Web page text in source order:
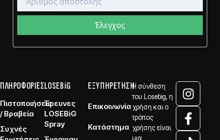
ΠΛΗΡΟΦΟΡΙΕΣ
Πιστοποιήσεις
/ Βραβεία
Συχνές
LOSEBiG
Έρευνες
LOSEBiG
Spray
ΕΞΥΠΗΡΕΤΗΣΗ
Επικοινωνία
Κατάστημα
Η σύνθεση
του Losebig, η
χρήση και ο
τρόπος
χρήσης είναι
μια